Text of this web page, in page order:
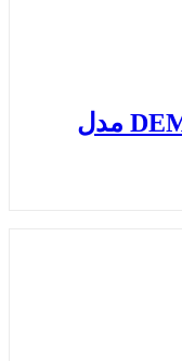
اپکس فایندر دی ای ام DEM مدل